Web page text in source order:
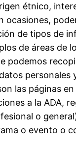
étnico,
ocasiones,
de tipos de
de áreas de
podemos
personales
las páginas
a la ADA,
o
o evento o